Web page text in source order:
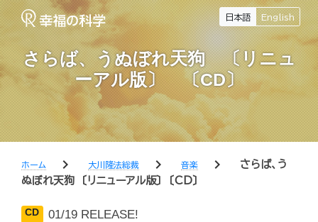
日本語 English
さらば、うぬぼれ天狗 〔リニュ
ーアル版〕 〔CD〕
ホーム chevron_right 大川隆法総裁 chevron_right 音楽 chevron_right
さらば、う
ぬぼれ天狗 〔リニューアル版〕 〔CD〕
CD 01/19 RELEASE!